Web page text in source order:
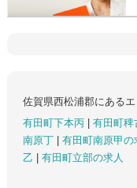
佐賀県西松浦郡にあるエ
有田町下本丙
有田町稗
南原丁
有田町南原甲の
乙
有田町立部の求人